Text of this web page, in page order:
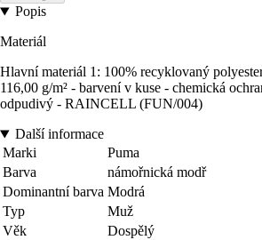
Popis
Materiál
Hlavní materiál 1: 100% recyklovaný
116,00 g/m² - barvení v kuse - chemická
odpudivý - RAINCELL (FUN/004)
Další informace
Marki
Puma
Barva
námořnická modř
Dominantní barva Modrá
Typ
Muž
Věk
Dospělý